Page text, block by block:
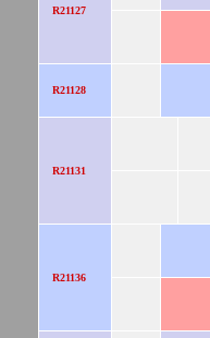
R21127
R21128
R21131
R21136